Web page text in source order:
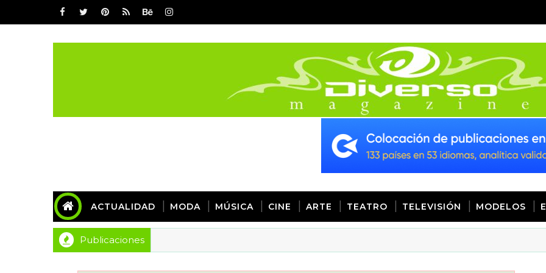
ACTUALIDAD MODA MÚSICA CINE ARTE TEATRO TELEVISIÓN MODELOS
Publicaciones